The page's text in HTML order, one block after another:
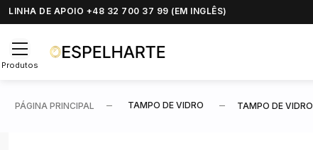
LINHA DE APOIO +48 32 700 37 99 (EM INGLÊS)
Produtos
PÁGINA PRINCIPAL TAMPO DE VIDRO TAMPO DE